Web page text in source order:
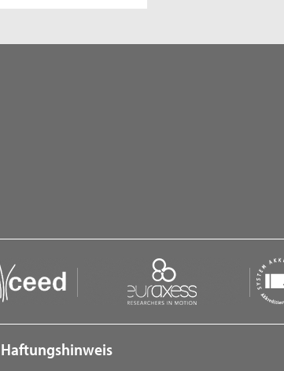
Haftungshinweis